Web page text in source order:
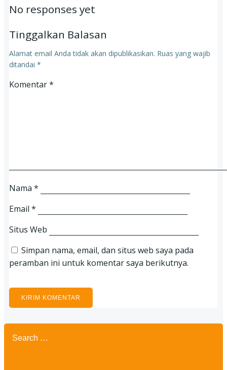
No responses yet
Tinggalkan Balasan
Alamat email Anda tidak akan dipublikasikan. Ruas yang wajib
ditandai *
Komentar*
Nama *
Email *
Situs Web
Simpan nama, email, dan situs web saya pada
peramban ini untuk komentar saya berikutnya.
Search
for: